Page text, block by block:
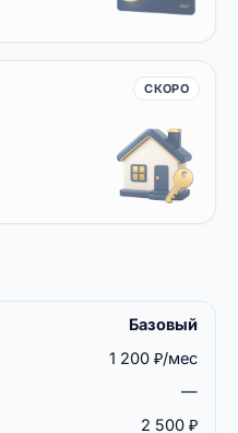
СКОРО
Открытие
Базовый
1 200 ₽/мес
—
2 500 ₽